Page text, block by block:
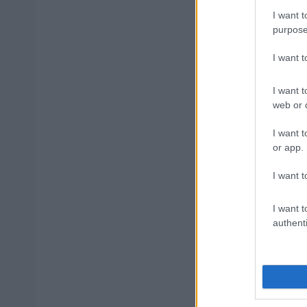
I want
I want
I want
web or
I want
or app.
I want
I want
ΕΟΠΥΥ:
ΔΥΠΑ/